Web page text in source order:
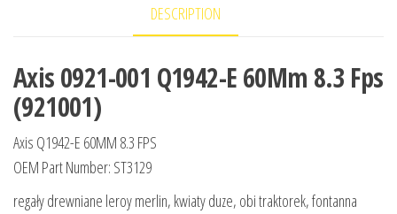
DESCRIPTION
Axis 0921-001 Q1942-E 60Mm 8.3 Fps
(921001)
Axis Q1942-E 60MM 8.3 FPS
OEM Part Number: ST3129
regały drewniane leroy merlin, kwiaty duze, obi traktorek, fontanna